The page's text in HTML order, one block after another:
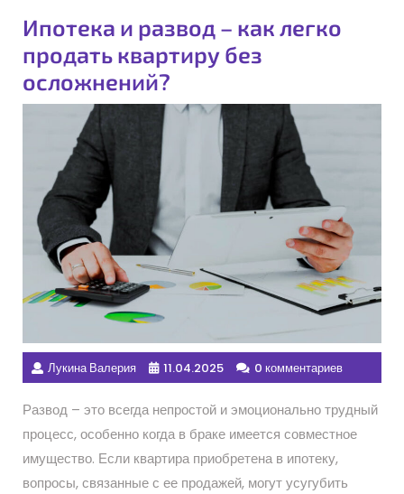
Ипотека и развод – как легко
продать квартиру без
осложнений?
Лукина Валерия 11.04.2025 0 комментариев
Развод – это всегда непростой и эмоционально трудный
процесс, особенно когда в браке имеется совместное
имущество. Если квартира приобретена в ипотеку,
вопросы, связанные с ее продажей, могут усугубить